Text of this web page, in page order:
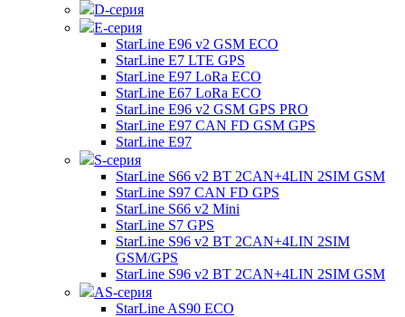
D-серия
E-серия
StarLine E96 v2 GSM ECO
StarLine E7 LTE GPS
StarLine E97 LoRa ECO
StarLine E67 LoRa ECO
StarLine E96 v2 GSM GPS PRO
StarLine E97 CAN FD GSM GPS
StarLine E97
S-серия
StarLine S66 v2 BT 2CAN+4LIN 2SIM GSM
StarLine S97 CAN FD GPS
StarLine S66 v2 Mini
StarLine S7 GPS
StarLine S96 v2 BT 2CAN+4LIN 2SIM
GSM/GPS
StarLine S96 v2 BT 2CAN+4LIN 2SIM GSM
AS-серия
StarLine AS90 ECO